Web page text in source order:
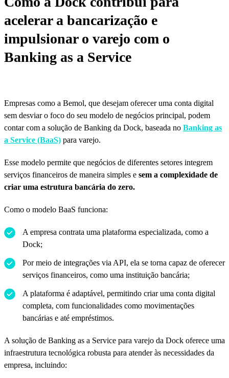
acelerar a bancarização e
impulsionar o varejo com o
Banking as a Service
Empresas como a Bemol, que desejam oferecer uma conta digital
sem desviar o foco do seu modelo de negócios principal, podem
contar com a solução de Banking da Dock, baseada no Banking as
a Service (BaaS) para varejo.
Esse modelo permite que negócios de diferentes setores integrem
serviços financeiros de maneira simples e sem a complexidade de
criar uma estrutura bancária do zero.
Como o modelo BaaS funciona:
A empresa contrata uma plataforma especializada, como a
Dock;
Por meio de integrações via API, ela se torna capaz de oferecer
serviços financeiros, como uma instituição bancária;
A plataforma é adaptável, permitindo criar uma conta digital
completa, com funcionalidades como movimentações
bancárias e até empréstimos.
A solução de Banking as a Service para varejo da Dock oferece uma
infraestrutura tecnológica robusta para atender às necessidades da
empresa, incluindo: